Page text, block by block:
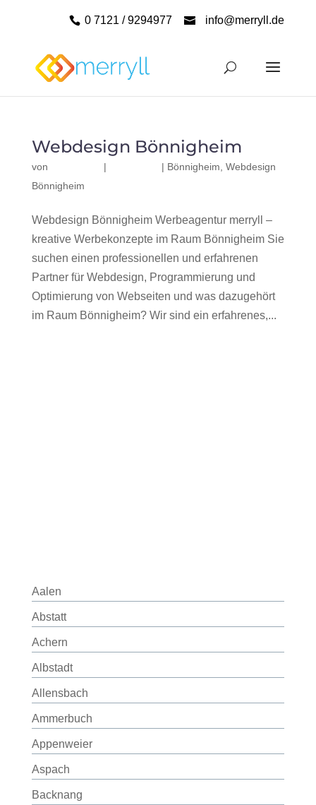
0 7121 / 9294977 info@merryll.de
Webdesign Bönnigheim
von | | Bönnigheim Webdesign
Bönnigheim
Webdesign Bönnigheim Werbeagentur merryll –
kreative Werbekonzepte im Raum Bönnigheim Sie
suchen einen professionellen und erfahrenen
Partner für Webdesign, Programmierung und
Optimierung von Webseiten und was dazugehört
im Raum Bönnigheim? Wir sind ein erfahrenes,...
Aalen
Abstatt
Achern
Albstadt
Allensbach
Ammerbuch
Appenweier
Aspach
Backnang